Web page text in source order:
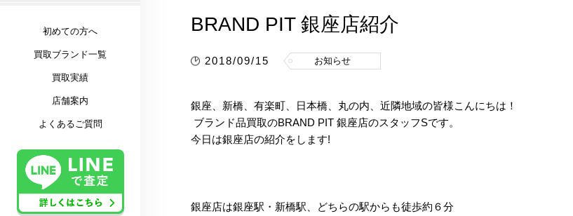
初めての方へ
買取ブランド一覧
買取実績
店舗案内
よくあるご質問
BRAND PIT 銀座店紹介
2018/09/15 お知らせ
銀座、新橋、有楽町、日本橋、丸の内、近隣地域の皆様こんにちは！
ブランド品買取のBRAND PIT 銀座店のスタッフSです。
今日は銀座店の紹介をします!
銀座店は銀座駅・新橋駅、どちらの駅からも徒歩約６分